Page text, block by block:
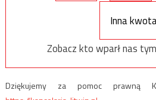
Inna
Zobacz kto wparł nas
Dziękujemy za pomoc prawną